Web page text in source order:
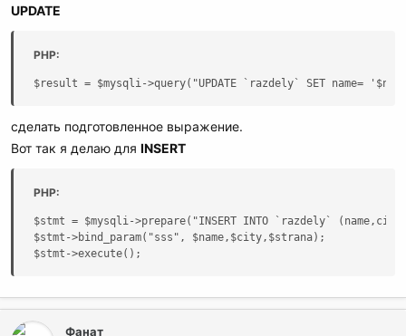
UPDATE
PHP:
$result = $mysqli->query("UPDATE `razdely` SET
сделать подготовленное выражение.
Вот так я делаю для INSERT
PHP:
$stmt = $mysqli->prepare("INSERT INTO `razdely`
$stmt->bind_param("sss", $name,$city,$strana);
$stmt->execute();
Фанат